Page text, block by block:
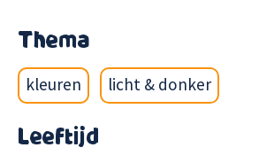
Thema
kleuren licht & donker
Leeftijd